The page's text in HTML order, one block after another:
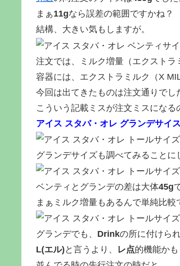
まぁ11gなら誤差の範囲ですかね？
結構、大きい気もしますが。
注文では、ミルク増量（エクストラ
容器には、エクストラミルク（X
今回は出てきたものは注文通りでし
こういう記載ミスが注文ミスになる
アイス スタバ・オレ グランデサイ
グランデサイズも調べてみることに
ベンティとグランデの差は大体45g
まぁミルク増量もあるんで単純比較
グランデでも、 Drinkの所に付けら
L(エル) と言うより、 レ点的機能かも